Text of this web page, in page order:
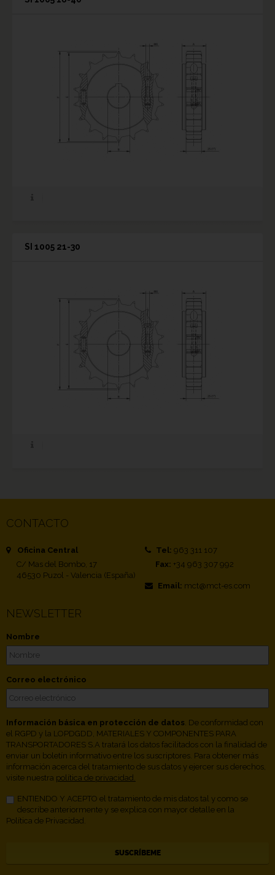
SI 1005 21-30
CONTACTO
Oficina Central
C/ Mas del Bombo, 17
46530 Puzol - Valencia (España)
Tel: 963 311 107
Fax: +34 963 307 992
Email: mct@mct-es.com
NEWSLETTER
Nombre
Correo electrónico
Información básica en protección de datos . De conformidad con
el RGPD y la LOPDGDD, MATERIALES Y COMPONENTES PARA
TRANSPORTADORES S.A tratará los datos facilitados con la finalidad de
enviar un boletín informativo entre los suscriptores. Para obtener más
información acerca del tratamiento de sus datos y ejercer sus derechos,
visite nuestra política de privacidad.
ENTIENDO Y ACEPTO el tratamiento de mis datos tal y como se
describe anteriormente y se explica con mayor detalle en la
Política de Privacidad.